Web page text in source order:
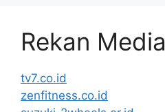
Rekan Media
tv7.co.id
zenfitness.co.id